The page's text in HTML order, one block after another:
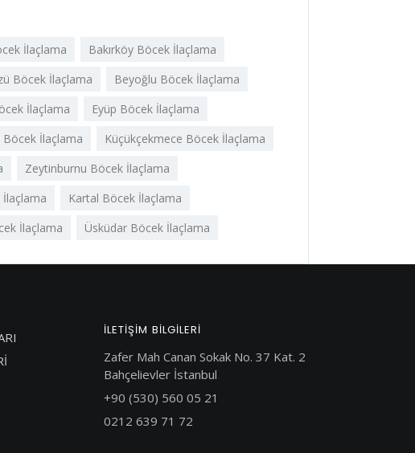
İlaçlama
Bakırköy Böcek İlaçlama
Böcek İlaçlama
Beyoğlu Böcek İlaçlama
İlaçlama
Eyüp Böcek İlaçlama
Böcek İlaçlama
Küçükçekmece Böcek İlaçlama
Zeytinburnu Böcek İlaçlama
İlaçlama
Kartal Böcek İlaçlama
İlaçlama Üsküdar Böcek İlaçlama
ILETİŞİM BİLGİLERİ
Zafer Mah Canan Sokak No. 37 Kat. 2
Bahçelievler İstanbul
+90 (530) 560 05 21
0212 639 71 72